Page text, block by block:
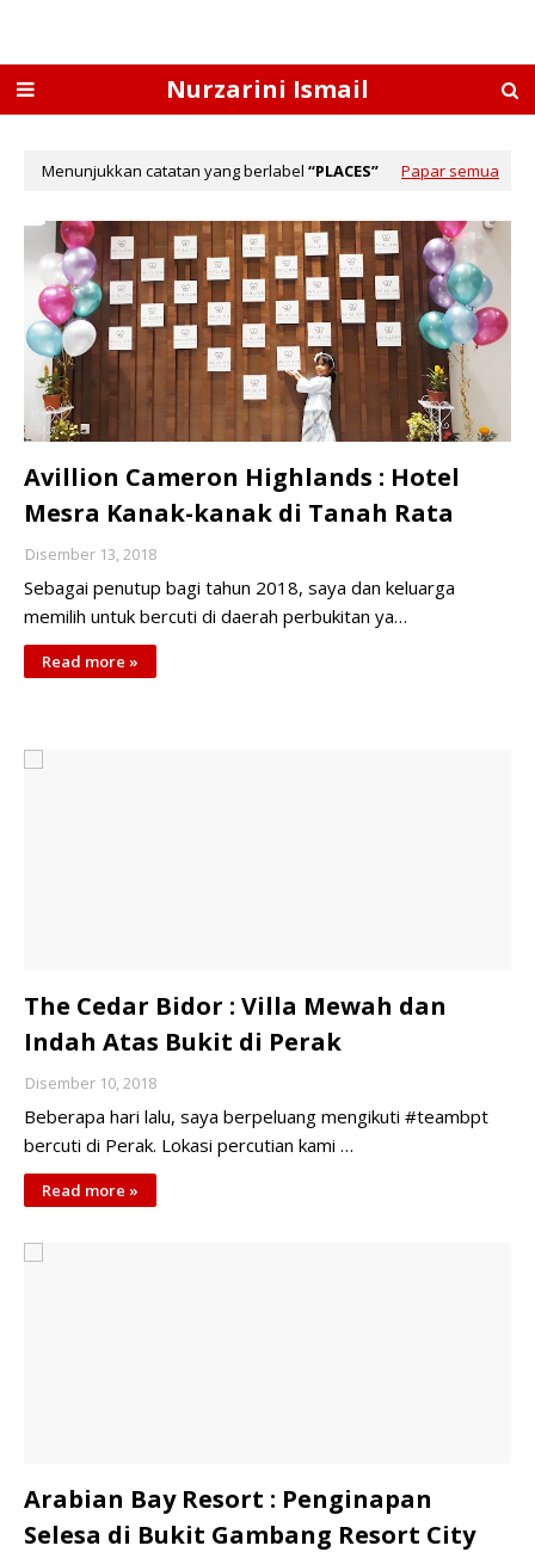
Nurzarini Ismail
Menunjukkan catatan yang berlabel PLACES Papar semua
Avillion Cameron Highlands : Hotel
Mesra Kanak-kanak di Tanah Rata
Disember 13, 2018
Sebagai penutup bagi tahun 2018, saya dan keluarga
memilih untuk bercuti di daerah perbukitan ya…
Read more »
The Cedar Bidor : Villa Mewah dan
Indah Atas Bukit di Perak
Disember 10, 2018
Beberapa hari lalu, saya berpeluang mengikuti #teambpt
bercuti di Perak. Lokasi percutian kami …
Read more »
Arabian Bay Resort : Penginapan
Selesa di Bukit Gambang Resort City